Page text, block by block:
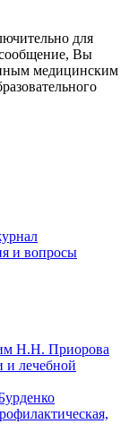
для
сообщение, Вы
медицинским
и вопросы
Н.Н. Приорова
и лечебной